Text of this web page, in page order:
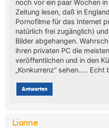
noch vor ein paar Wochen
Zeitung lesen, daß in
Pornofilme für das Internet
natürlich frei zugänglich)
Bilder abgehangen.
ihren privaten PC die
veröffentlichen und in den
„Konkurrenz“ sehen…..
Antworten
Lionne